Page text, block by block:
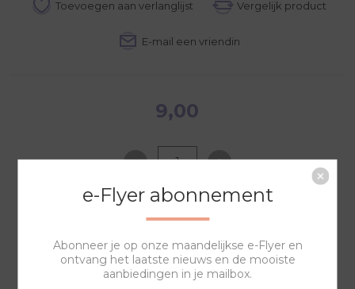
9,00
NAAR WINKELWAGEN
e-Flyer abonnement
Abonneer je op onze maandelijkse e-Flyer en
ontvang het laatste nieuws en de mooiste
aanbiedingen in je mailbox.